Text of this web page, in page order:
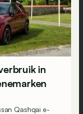
in
Qashqai e-